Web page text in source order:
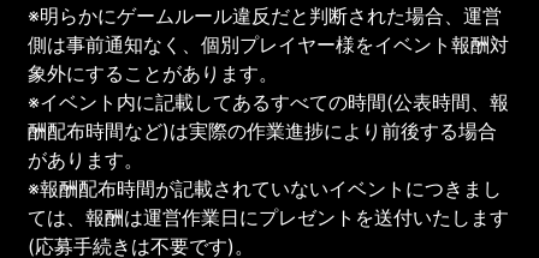
※明らかにゲームルール違反だと判断された場合、運営
側は事前通知なく、個別プレイヤー様をイベント報酬対
象外にすることがあります。
※イベント内に記載してあるすべての時間(公表時間、報
酬配布時間など)は実際の作業進捗により前後する場合
があります。
※報酬配布時間が記載されていないイベントにつきまし
ては、報酬は運営作業日にプレゼントを送付いたします
(応募手続きは不要です)。